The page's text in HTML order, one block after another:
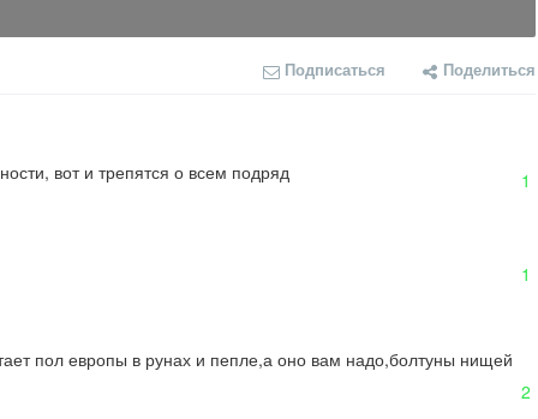
Подписаться Поделиться
вот и трепятся о всем подряд 1
1
пол европы в рунах и пепле,а оно вам надо,болтуны нищей
2